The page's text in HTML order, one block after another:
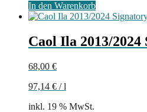
In den Warenkorb
Caol Ila 2013/
68,00 €
97,14 € /l
inkl. 19 % MwSt.